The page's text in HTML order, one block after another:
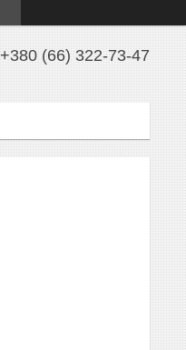
+380 (66) 322-73-47